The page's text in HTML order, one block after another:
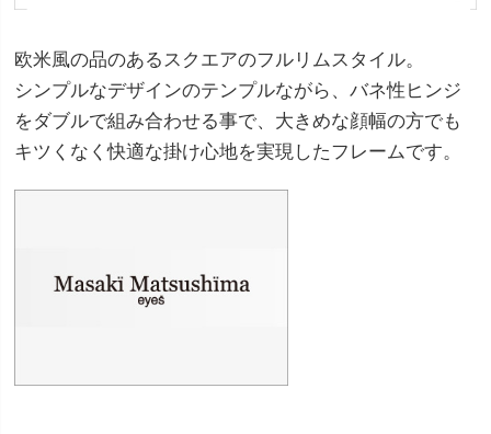
欧米風の品のあるスクエアのフルリムスタイル。
シンプルなデザインのテンプルながら、バネ性ヒンジ
をダブルで組み合わせる事で、大きめな顔幅の方でも
キツくなく快適な掛け心地を実現したフレームです。